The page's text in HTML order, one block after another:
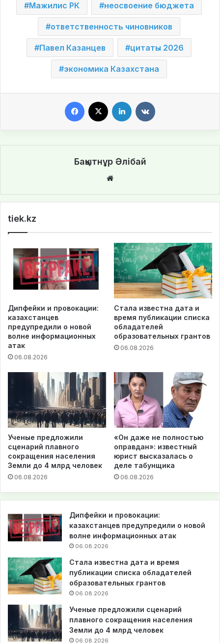
Мажилис РК неосвоение бюджета
ответственность чиновников
Павел Казанцев цитаты 2026
экономика Казахстана
Бақытнұр Әлібай
te
tiek.kz
Дипфейки и провокации:
казахстанцев
предупредили о новой
волне информационных
атак
06.08.2026
Стала известна дата и
время публикации списка
обладателей
образовательных грантов
06.08.2026
Ученые предложили
сценарий плавного
сокращения населения
Земли до 4 млрд человек
06.08.2026
«Он даже не полностью
оправдан»: известный
юрист высказалась о
деле табунщика
06.08.2026
Дипфейки и провокации:
казахстанцев предупредили о новой
волне информационных атак
06.08.2026
Стала известна дата и время
публикации списка обладателей
образовательных грантов
06.08.2026
Ученые предложили сценарий
плавного сокращения населения
Земли до 4 млрд человек
06.08.2026